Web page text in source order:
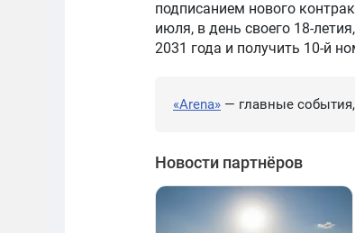
подписанием нового
июля, в день своего 18-
2031 года и получить 10-й
«Arena» — главные